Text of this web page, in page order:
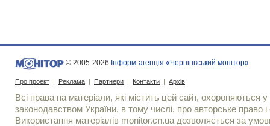
© 2005-2026 Інформ-агенція «Чернігівський монітор»
Про проект | Реклама | Партнери | Контакти | Архів
Всі права на матеріали, які містить цей сайт, охороняються у
законодавством України, в тому числі, про авторське право і
Використання матерiалiв monitor.cn.ua дозволяється за